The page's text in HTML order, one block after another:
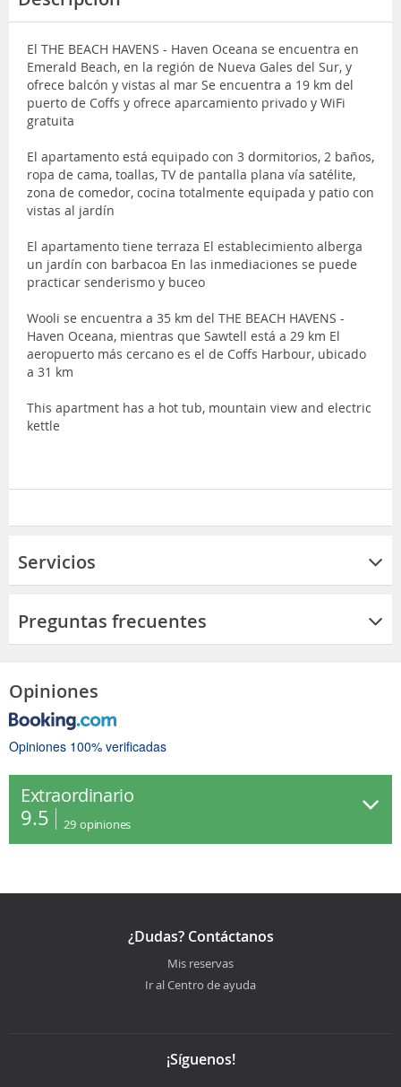
El THE BEACH HAVENS - Haven Oceana se encuentra en
Emerald Beach, en la región de Nueva Gales del Sur, y
ofrece balcón y vistas al mar Se encuentra a 19 km del
puerto de Coffs y ofrece aparcamiento privado y WiFi
gratuita
El apartamento está equipado con 3 dormitorios, 2 baños,
ropa de cama, toallas, TV de pantalla plana vía satélite,
zona de comedor, cocina totalmente equipada y patio con
vistas al jardín
El apartamento tiene terraza El establecimiento alberga
un jardín con barbacoa En las inmediaciones se puede
practicar senderismo y buceo
Wooli se encuentra a 35 km del THE BEACH HAVENS -
Haven Oceana, mientras que Sawtell está a 29 km El
aeropuerto más cercano es el de Coffs Harbour, ubicado
a 31 km
This apartment has a hot tub, mountain view and electric
kettle
Servicios
Preguntas frecuentes
Opiniones
Opiniones 100% verificadas
Extraordinario
9.5 29 opiniones
¿Dudas? Contáctanos
Mis reservas
Ir al Centro de ayuda
¡Síguenos!